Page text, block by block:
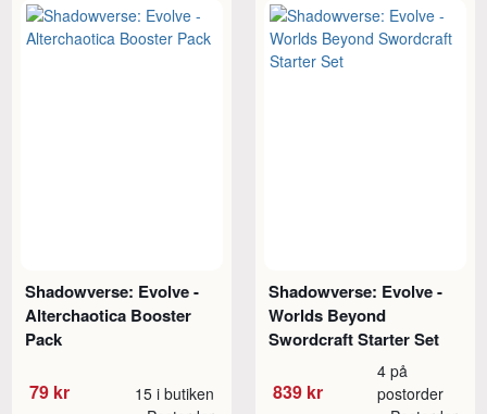
Shadowverse: Evolve -
Alterchaotica Booster
Pack
79 kr 15 i butiken
Shadowverse: Evolve -
Worlds Beyond
Swordcraft Starter Set
839 kr
4 på
postorder